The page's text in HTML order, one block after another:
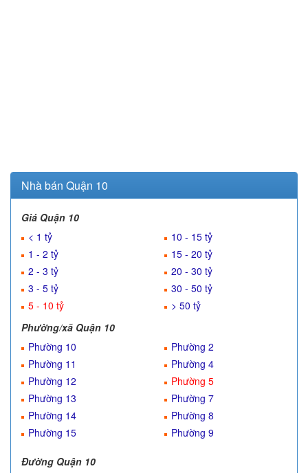
Nhà bán Quận 10
Giá Quận 10
< 1 tỷ
1 - 2 tỷ
2 - 3 tỷ
3 - 5 tỷ
5 - 10 tỷ
10 - 15 tỷ
15 - 20 tỷ
20 - 30 tỷ
30 - 50 tỷ
> 50 tỷ
Phường/xã Quận 10
Phường 10
Phường 11
Phường 12
Phường 13
Phường 14
Phường 15
Phường 2
Phường 4
Phường 5
Phường 7
Phường 8
Phường 9
Đường Quận 10